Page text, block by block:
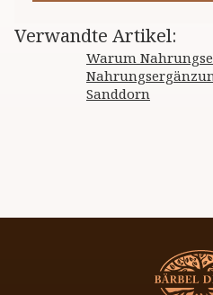
Verwandte Artikel:
Warum
Sanddorn